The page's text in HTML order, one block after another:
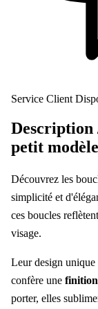
Service Client
Description
petit modèle
Découvrez les
simplicité et
ces boucles
visage.
Leur design
confère une
porter, elles